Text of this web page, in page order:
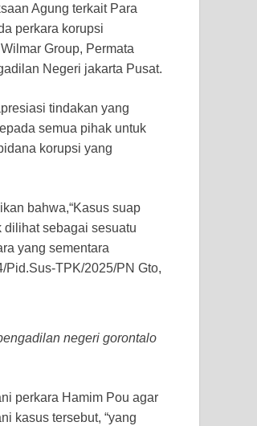
Agung terkait Para
perkara korupsi
Group, Permata
Negeri jakarta Pusat.
tindakan yang
semua pihak untuk
korupsi yang
bahwa,“Kasus suap
dilihat sebagai sesuatu
yang sementara
Pid.Sus-TPK/2025/PN Gto,
negeri gorontalo
perkara Hamim Pou agar
kasus tersebut, “yang